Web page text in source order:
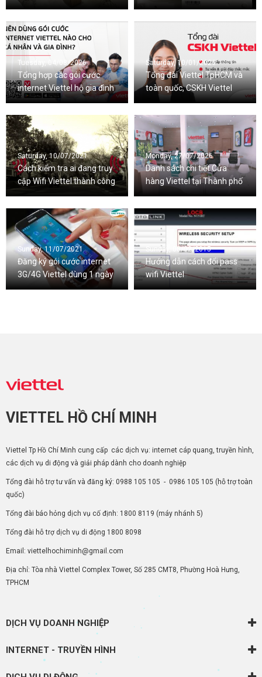
Chí Minh
công 100%
Tuesday, 04/08/2026
Tổng hợp các gói cước
internet Viettel hộ gia đình
mới nhất 2026
Saturday, 10/01/2026
Tổng đài Viettel TpHCM và
toàn quốc, CSKH Viettel
24/7
Saturday, 10/07/2021
Cách kiểm tra ai đang truy
cập Wifi Viettel thành công
Monday, 27/07/2026
Danh sách chi tiết Cửa
hàng Viettel tại Thành phố
Hà Nội
Sunday, 11/07/2021
Đăng ký gói cước internet
3G/4G Viettel dùng 1 ngày
Sunday, 08/02/2015
Hướng dẫn cách đổi pass
wifi Viettel
VIETTEL HỒ CHÍ MINH
Viettel Tp Hồ Chí Minh cung cấp các dịch vụ: internet cáp quang, truyền hình,
các dịch vụ di động và giải pháp dành cho doanh nghiệp
Tổng đài hỗ trợ tư vấn và đăng ký: 0988 105 105 - 0986 105 105 (hỗ trợ toàn
quốc)
Tổng đài báo hỏng dịch vụ cố định: 1800 8119 (máy nhánh 5)
Tổng đài hỗ trợ dịch vụ di động 1800 8098
Email: viettelhochiminh@gmail.com
Địa chỉ: Tòa nhà Viettel Complex Tower, Số 285 CMT8, Phường Hoà Hưng,
TPHCM
DỊCH VỤ DOANH NGHIỆP
INTERNET - TRUYỀN HÌNH